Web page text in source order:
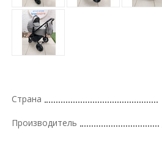
Страна
Производитель